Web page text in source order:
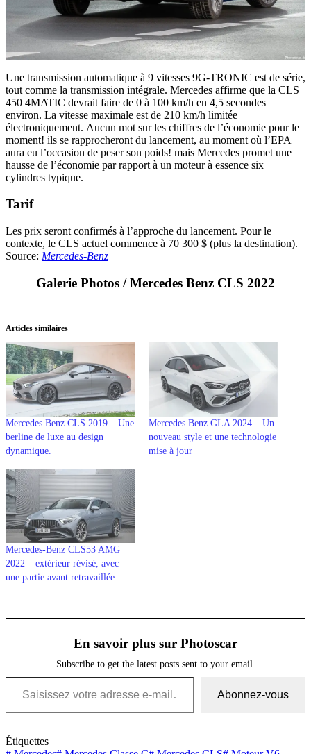
Une transmission automatique à 9 vitesses 9G-TRONIC est de série,
tout comme la transmission intégrale. Mercedes affirme que la CLS
450 4MATIC devrait faire de 0 à 100 km/h en 4,5 secondes
environ. La vitesse maximale est de 210 km/h limitée
électroniquement. Aucun mot sur les chiffres de l’économie pour le
moment! ils se rapprocheront du lancement, au moment où l’EPA
aura eu l’occasion de peser son poids! mais Mercedes promet une
hausse de l’économie par rapport à un moteur à essence six
cylindres typique.
Tarif
Les prix seront confirmés à l’approche du lancement. Pour le
contexte, le CLS actuel commence à 70 300 $ (plus la destination).
Source: Mercedes-Benz
Galerie Photos / Mercedes Benz CLS 2022
Articles similaires
Mercedes Benz CLS 2019 – Une
berline de luxe au design
dynamique.
Mercedes Benz GLA 2024 – Un
nouveau style et une technologie
mise à jour
Mercedes-Benz CLS53 AMG
2022 – extérieur révisé, avec
une partie avant retravaillée
En savoir plus sur Photoscar
Subscribe to get the latest posts sent to your email.
Saisissez votre adresse e-mail…
Abonnez-vous
Étiquettes